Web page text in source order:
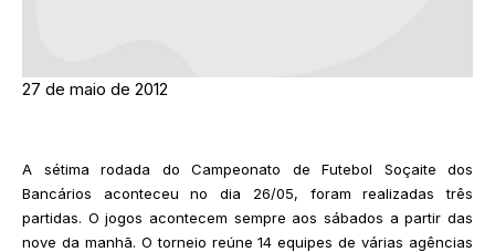
27 de maio de 2012
A sétima rodada do Campeonato de Futebol Soçaite dos
Bancários aconteceu no dia 26/05, foram realizadas três
partidas. O jogos acontecem sempre aos sábados a partir das
nove da manhã. O torneio reúne 14 equipes de várias agências